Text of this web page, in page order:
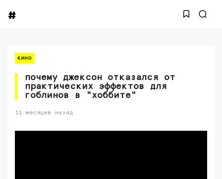
кино
почему джексон отказался от
практических эффектов для
гоблинов в "хоббите"
11 месяцев назад